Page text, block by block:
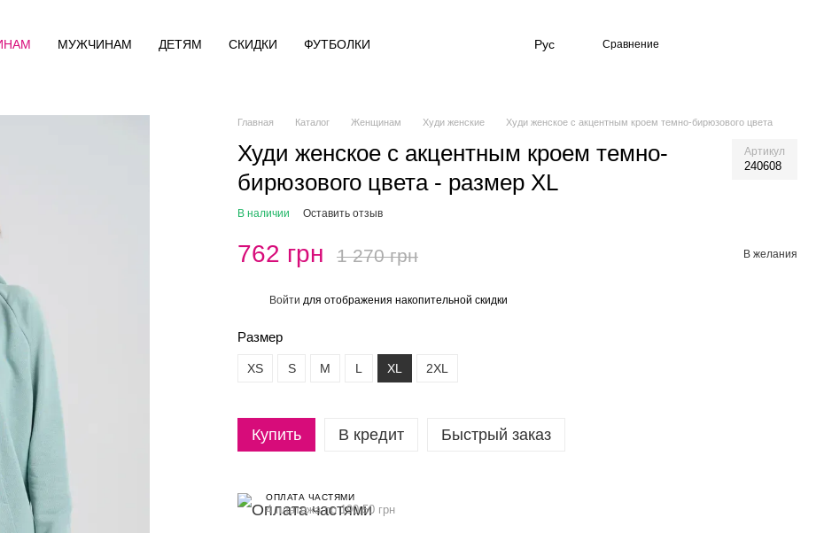
МУЖЧИНАМ ДЕТЯМ СКИДКИ ФУТБОЛКИ Рус Сравнение
Главная Каталог Женщинам Худи женские Худи женское с акцентным кроем темно-бирюзового цвета
Худи женское с акцентным кроем темно-
бирюзового цвета - размер XL
Артикул
240608
В наличии Оставить отзыв
762 грн 1 270 грн В желания
Войти для отображения накопительной скидки
Размер
XS S M L XL 2XL
Купить В кредит Быстрый заказ
ОПЛАТА ЧАСТЯМИ
4 платежа по 190.50 грн